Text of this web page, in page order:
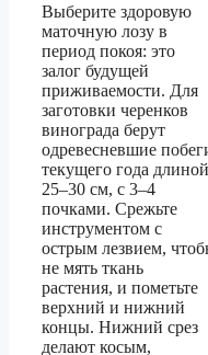
Выберите здоровую
маточную лозу в
период покоя: это
залог будущей
приживаемости. Для
заготовки черенков
винограда берут
одревесневшие
текущего года длиной
25–30 см, с 3–4
почками. Срежьте
инструментом с
острым лезвием,
не мять ткань
растения, и пометьте
верхний и нижний
концы. Нижний срез
делают косым,